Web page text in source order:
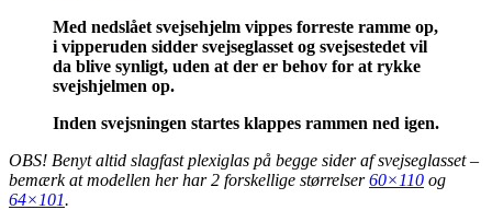
Med nedslået svejsehjelm vippes forreste ramme op,
i vipperuden sidder svejseglasset og svejsestedet vil
da blive synligt, uden at der er behov for at rykke
svejshjelmen op.
Inden svejsningen startes klappes rammen ned igen.
OBS! Benyt altid slagfast plexiglas på begge sider af svejseglasset –
bemærk at modellen her har 2 forskellige størrelser60×110 og
64×101.